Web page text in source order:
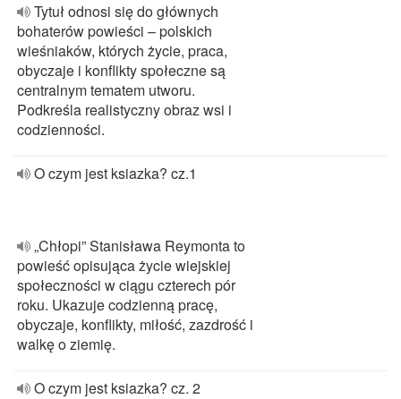
Tytuł odnosi się do głównych
bohaterów powieści – polskich
wieśniaków, których życie, praca,
obyczaje i konflikty społeczne są
centralnym tematem utworu.
Podkreśla realistyczny obraz wsi i
codzienności.
O czym jest ksiazka? cz.1
„Chłopi” Stanisława Reymonta to
powieść opisująca życie wiejskiej
społeczności w ciągu czterech pór
roku. Ukazuje codzienną pracę,
obyczaje, konflikty, miłość, zazdrość i
walkę o ziemię.
O czym jest ksiazka? cz. 2